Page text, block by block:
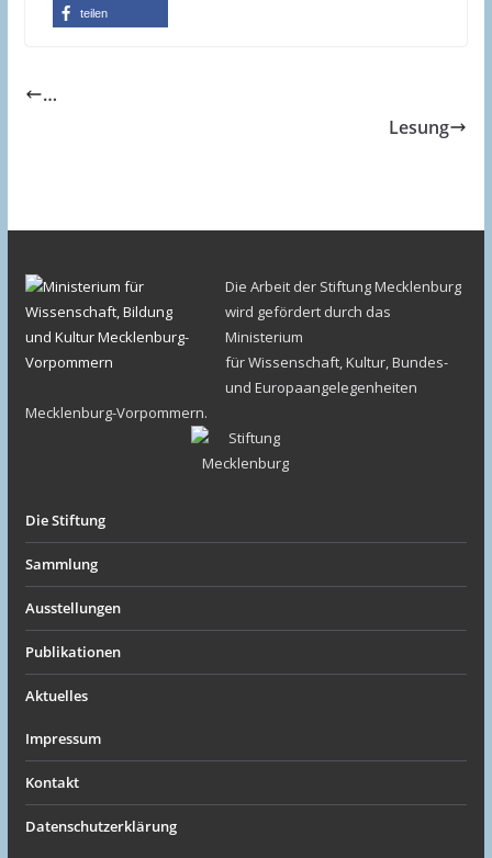
teilen
…
Lesung
Die Arbeit der Stiftung Mecklenburg
wird gefördert durch das
Ministerium
für Wissenschaft, Kultur, Bundes-
und Europaangelegenheiten
Mecklenburg-Vorpommern.
Die Stiftung
Sammlung
Ausstellungen
Publikationen
Aktuelles
Impressum
Kontakt
Datenschutzerklärung